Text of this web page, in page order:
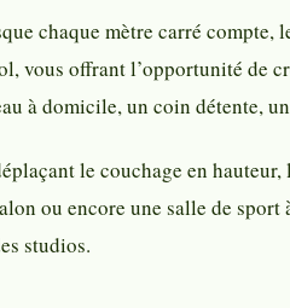
chaque mètre carré compte,
vous offrant l’opportunité de
à domicile, un coin détente,
le couchage en
ou encore une salle de
studios.